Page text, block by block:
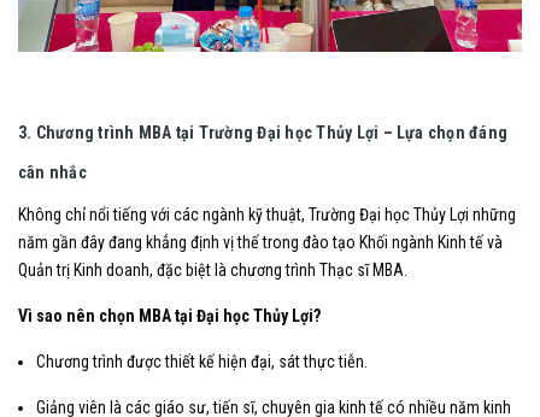
3. Chương trình MBA tại Trường Đại học Thủy Lợi – Lựa chọn đáng
cân nhắc
Không chỉ nổi tiếng với các ngành kỹ thuật, Trường Đại học Thủy Lợi những
năm gần đây đang khẳng định vị thế trong đào tạo Khối ngành Kinh tế và
Quản trị Kinh doanh, đặc biệt là chương trình Thạc sĩ MBA.
Vì sao nên chọn MBA tại Đại học Thủy Lợi?
Chương trình được thiết kế hiện đại, sát thực tiễn.
Giảng viên là các giáo sư, tiến sĩ, chuyên gia kinh tế có nhiều năm kinh